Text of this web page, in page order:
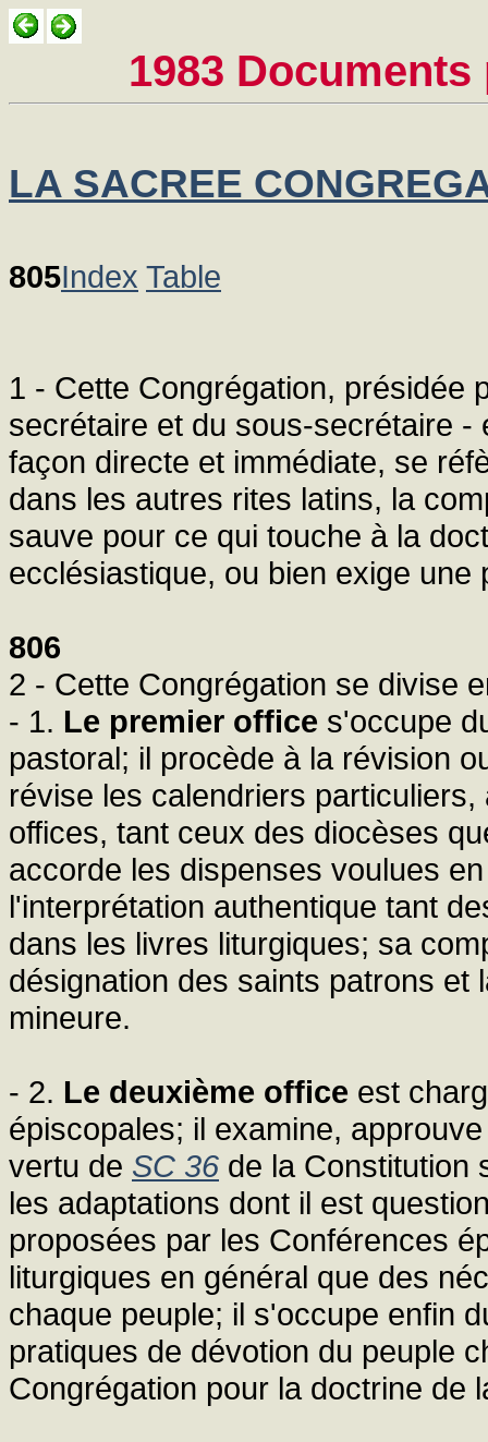
1983
LA SACREE
805Index Table
1 - Cette Congrégation, présidée
secrétaire et du sous-secrétaire
façon directe et immédiate, se
dans les autres rites latins, la
sauve pour ce qui touche à la
ecclésiastique, ou bien exige une
806
2 - Cette Congrégation se divise
- 1. Le premier office s'occupe
pastoral; il procède à la révision
révise les calendriers
offices, tant ceux des diocèses
accorde les dispenses voulues
l'interprétation authentique tant
dans les livres liturgiques; sa
désignation des saints patrons et
mineure.
- 2. Le deuxième office est
épiscopales; il examine,
vertu de SC 36 de la Constitution
les adaptations dont il est
proposées par les Conférences
liturgiques en général que des
chaque peuple; il s'occupe enfin
pratiques de dévotion du peuple
Congrégation pour la doctrine de